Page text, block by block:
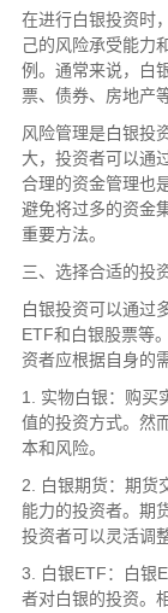
在进行白银投资时
己的风险承受能力
例。通常来说，白
票、债券、房地产
风险管理是白银投
大，投资者可以通
合理的资金管理也
避免将过多的资金
重要方法。
三、选择合适的投
白银投资可以通过
ETF和白银股票等
资者应根据自身的
1. 实物白银：购买
值的投资方式。然
本和风险。
2. 白银期货：期货
能力的投资者。期
投资者可以灵活调
3. 白银ETF：白银
者对白银的投资。